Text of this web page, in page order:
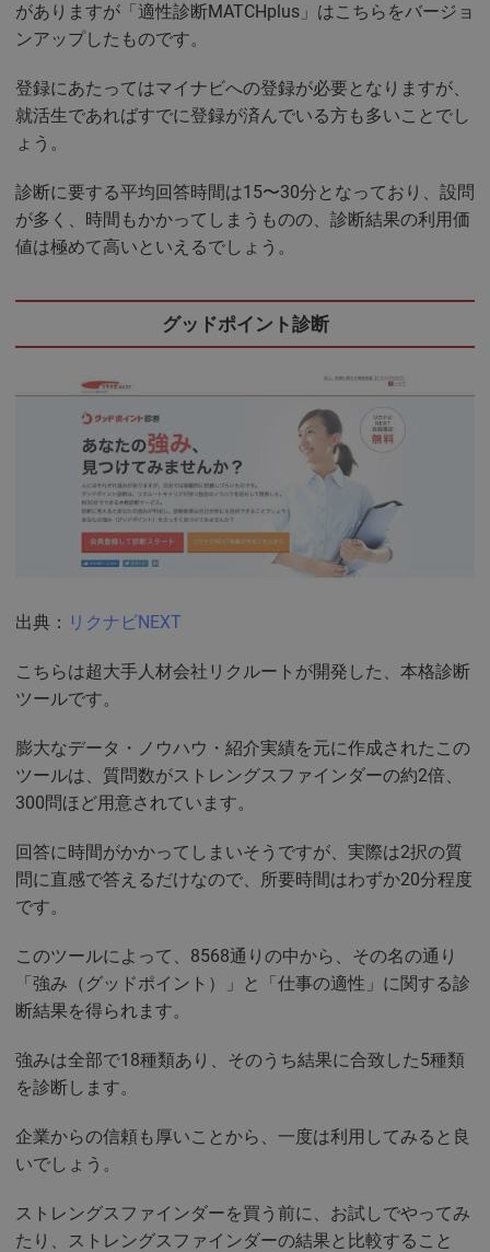
がありますが「適性診断MATCHplus」はこちらをバージョ
ンアップしたものです。
登録にあたってはマイナビへの登録が必要となりますが、
就活生であればすでに登録が済んでいる方も多いことでし
ょう。
診断に要する平均回答時間は15〜30分となっており、設問
が多く、時間もかかってしまうものの、診断結果の利用価
値は極めて高いといえるでしょう。
グッドポイント診断
出典： リクナビNEXT
こちらは超大手人材会社リクルートが開発した、本格診断
ツールです。
膨大なデータ・ノウハウ・紹介実績を元に作成されたこの
ツールは、質問数がストレングスファインダーの約2倍、
300問ほど用意されています。
回答に時間がかかってしまいそうですが、実際は2択の質
問に直感で答えるだけなので、所要時間はわずか20分程度
です。
このツールによって、8568通りの中から、その名の通り
「強み（グッドポイント）」と「仕事の適性」に関する診
断結果を得られます。
強みは全部で18種類あり、そのうち結果に合致した5種類
を診断します。
企業からの信頼も厚いことから、一度は利用してみると良
いでしょう。
ストレングスファインダーを買う前に、お試しでやってみ
たり、ストレングスファインダーの結果と比較すること